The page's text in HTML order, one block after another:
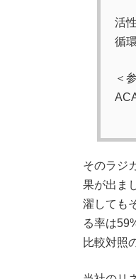
活
循
＜
そのラジ
果が出ま
濯しても
る率は
比較対照